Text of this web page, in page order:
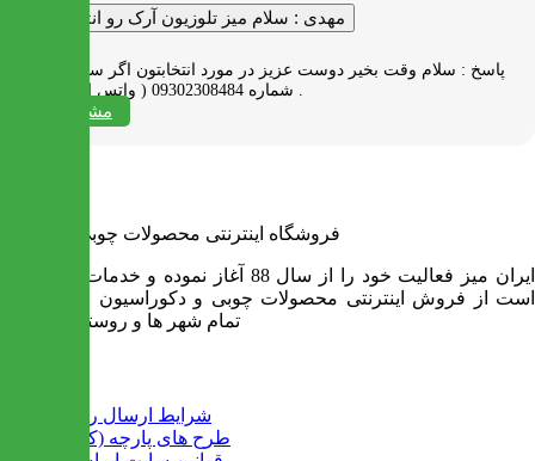
مهدی : سلام میز تلوزیون آرک رو انتخاب کردم
پاسخ : سلام وقت بخیر دوست عزیز در مورد انتخابتون اگر سوالی دارید به
شماره 09302308484 ( واتس اپ ) پیام بدید .
مشاهده همه
فروشگاه اینترنتی محصولات چوبی ایران میز
ایران میز فعالیت خود را از سال 88 آغاز نموده و خدمات آن عبارت
است از فروش اینترنتی محصولات چوبی و دکوراسیون و ارسال به
تمام شهر ها و روستاهای کشور
شرایط ارسال رایگان
طرح های پارچه (کالیته)